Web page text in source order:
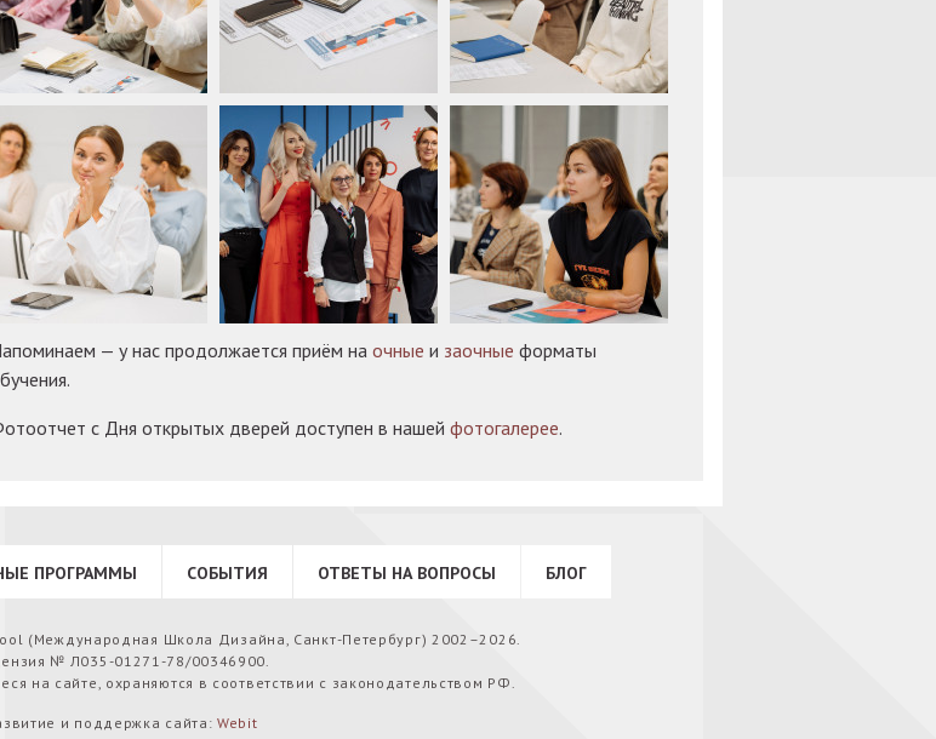
— у нас продолжается приём на очные и заочные форматы
с Дня открытых дверей доступен в нашей фотогалерее.
ПРОГРАММЫ СОБЫТИЯ ОТВЕТЫ НА ВОПРОСЫ БЛОГ
(Международная Школа Дизайна, Санкт-Петербург) 2002–2026.
№ Л035-01271-78/00346900.
на сайте, охраняются в соответствии с законодательством РФ.
и поддержка сайта:Webit